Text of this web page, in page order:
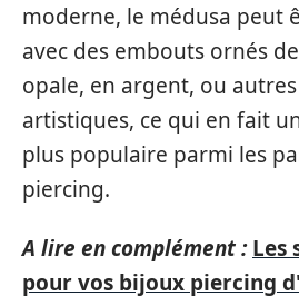
moderne, le médusa peut
avec des embouts ornés
opale, en argent, ou
artistiques, ce qui en fait
plus populaire parmi les
piercing.
A lire en complément : Les
pour vos bijoux piercing